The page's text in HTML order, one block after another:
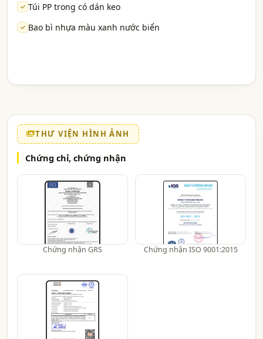
Túi PP trong có dán keo
Bao bì nhựa màu xanh nước biển
THƯ VIỆN HÌNH ẢNH
Chứng chỉ, chứng nhận
Chứng nhận GRS Chứng nhận ISO 9001:2015